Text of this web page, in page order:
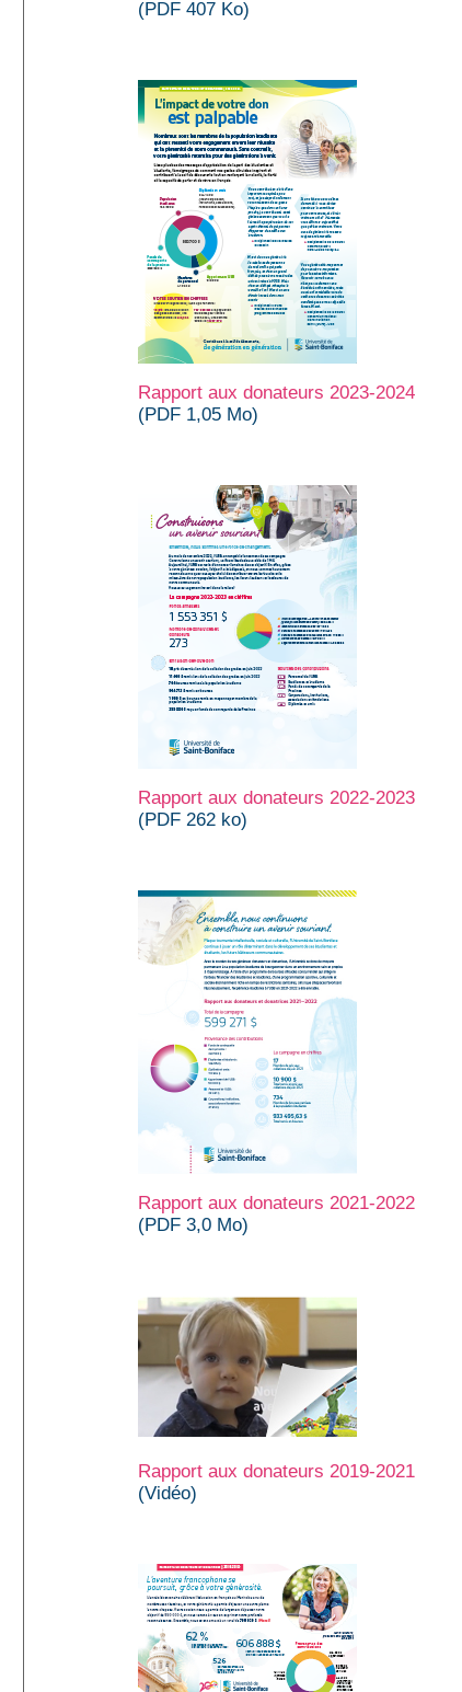
(PDF 407 Ko)
Rapport aux donateurs 2023-2024
(PDF 1,05 Mo)
Rapport aux donateurs 2022-2023
(PDF 262 ko)
Rapport aux donateurs 2021-2022
(PDF 3,0 Mo)
Rapport aux donateurs 2019-2021
(Vidéo)